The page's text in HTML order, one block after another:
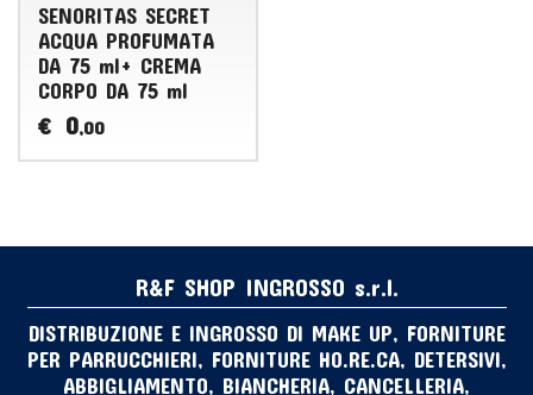
SENORITAS SECRET
ACQUA PROFUMATA
DA 75 ml+ CREMA
CORPO DA 75 ml
€ 0,00
R&F SHOP INGROSSO s.r.l.
DISTRIBUZIONE E INGROSSO DI MAKE UP, FORNITURE
PER PARRUCCHIERI, FORNITURE HO.RE.CA, DETERSIVI,
ABBIGLIAMENTO, BIANCHERIA, CANCELLERIA,